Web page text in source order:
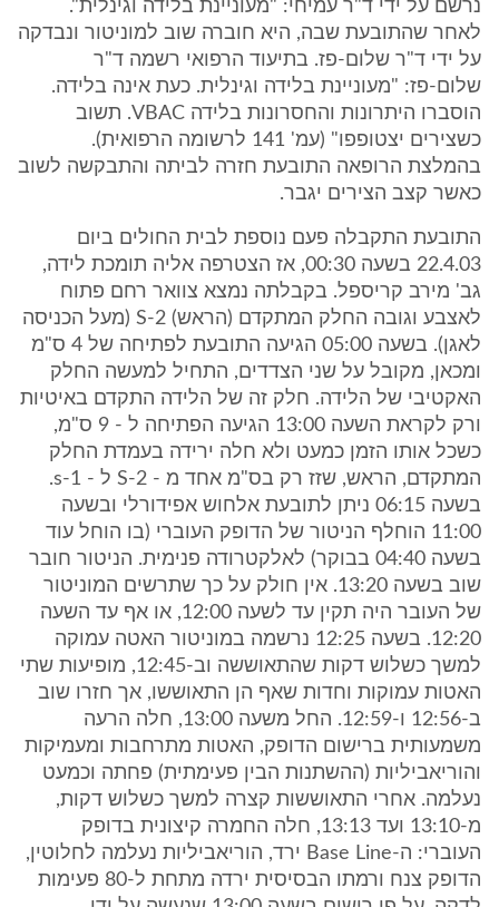
נרשם על ידי ד"ר עמיחי: "מעוניינת בלידה וגינלית".
לאחר שהתובעת שבה, היא חוברה שוב למוניטור ונבדקה
על ידי ד"ר שלום-פז. בתיעוד הרפואי רשמה ד"ר
שלום-פז: "מעוניינת בלידה וגינלית. כעת אינה בלידה.
הוסברו היתרונות והחסרונות בלידה VBAC. תשוב
כשצירים יצטופפו" (עמ' 141 לרשומה הרפואית).
בהמלצת הרופאה התובעת חזרה לביתה והתבקשה לשוב
כאשר קצב הצירים יגבר.
התובעת התקבלה פעם נוספת לבית החולים ביום
22.4.03 בשעה 00:30, אז הצטרפה אליה תומכת לידה,
גב' מירב קריספל. בקבלתה נמצא צוואר רחם פתוח
לאצבע וגובה החלק המתקדם (הראש) S-2 (מעל הכניסה
לאגן). בשעה 05:00 הגיעה התובעת לפתיחה של 4 ס"מ
ומכאן, מקובל על שני הצדדים, התחיל למעשה החלק
האקטיבי של הלידה. חלק זה של הלידה התקדם באיטיות
ורק לקראת השעה 13:00 הגיעה הפתיחה ל - 9 ס"מ,
כשכל אותו הזמן כמעט ולא חלה ירידה בעמדת החלק
המתקדם, הראש, שזז רק בס"מ אחד מ - S-2 ל - s-1.
בשעה 06:15 ניתן לתובעת אלחוש אפידורלי ובשעה
11:00 הוחלף הניטור של הדופק העוברי (בו הוחל עוד
בשעה 04:40 בבוקר) לאלקטרודה פנימית. הניטור חובר
שוב בשעה 13:20. אין חולק על כך שתרשים המוניטור
של העובר היה תקין עד לשעה 12:00, או אף עד השעה
12:20. בשעה 12:25 נרשמה במוניטור האטה עמוקה
למשך כשלוש דקות שהתאוששה וב-12:45, מופיעות שתי
האטות עמוקות וחדות שאף הן התאוששו, אך חזרו שוב
ב-12:56 ו-12:59. החל משעה 13:00, חלה הרעה
משמעותית ברישום הדופק, האטות מתרחבות ומעמיקות
והוריאביליות (ההשתנות הבין פעימתית) פחתה וכמעט
נעלמה. אחרי התאוששות קצרה למשך כשלוש דקות,
מ-13:10 ועד 13:13, חלה החמרה קיצונית בדופק
העוברי: ה-Base Line ירד, הוריאביליות נעלמה לחלוטין,
הדופק צנח ורמתו הבסיסית ירדה מתחת ל-80 פעימות